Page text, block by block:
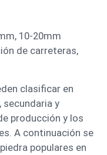
10-20mm
de carreteras,
clasificar en
y
producción y los
A continuación se
populares en